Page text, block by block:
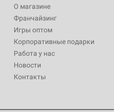
О магазине
Франчайзинг
Игры оптом
Корпоративные подарки
Работа у нас
Новости
Контакты